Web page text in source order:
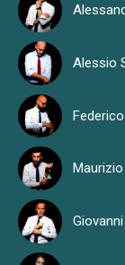
Alessio